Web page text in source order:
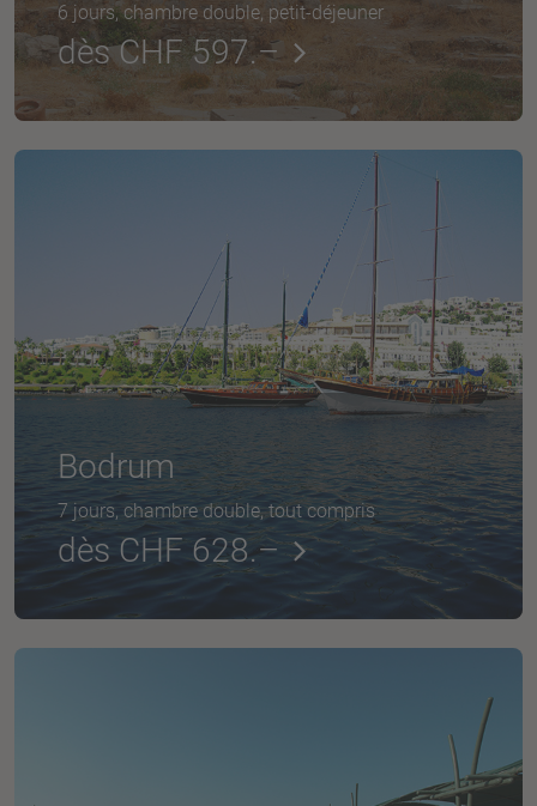
6 jours, chambre double, petit-déjeuner
dès CHF 597.–
Bodrum
7 jours, chambre double, tout compris
dès CHF 628.–